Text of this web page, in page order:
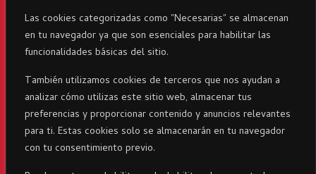
Las cookies categorizadas como "Necesarias" se almacenan
en tu navegador ya que son esenciales para habilitar las
funcionalidades básicas del sitio.
También utilizamos cookies de terceros que nos ayudan a
analizar cómo utilizas este sitio web, almacenar tus
preferencias y proporcionar contenido y anuncios relevantes
para ti. Estas cookies solo se almacenarán en tu navegador
con tu consentimiento previo.